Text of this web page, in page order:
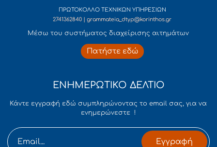
ΠΡΩΤΟΚΟΛΛΟ ΤΕΧΝΙΚΩΝ ΥΠΗΡΕΣΙΩΝ
2741362840 | grammateia_dtyp@korinthos.gr
Mέσω του συστήματος διαχείρισης αιτημάτων
Πατήστε εδώ
ΕΝΗΜΕΡΩΤΙΚΟ ΔΕΛΤΙΟ
Κάντε εγγραφή εδώ συμπληρώνοντας το email σας, για να
ενημερώνεστε !
Εγγραφή